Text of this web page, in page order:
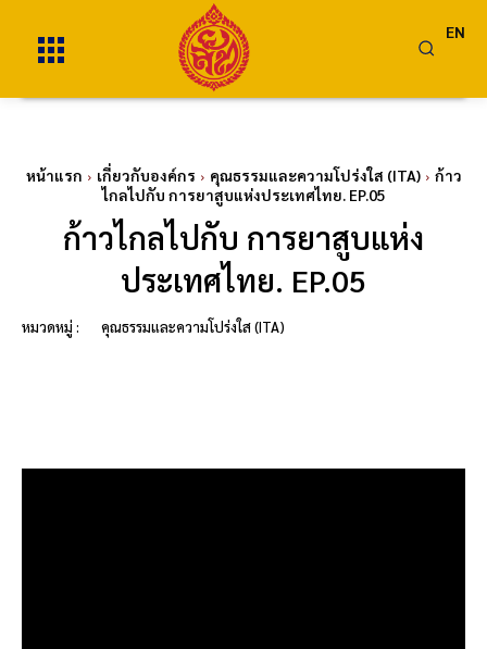
EN
หน้าแรก เกี่ยวกับองค์กร คุณธรรมและความโปร่งใส (ITA)
ก้าว
ไกลไปกับ การยาสูบแห่งประเทศไทย. EP.05
ก้าวไกลไปกับ การยาสูบแห่ง
ประเทศไทย. EP.05
หมวดหมู่ : คุณธรรมและความโปร่งใส (ITA)